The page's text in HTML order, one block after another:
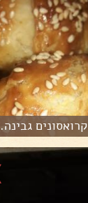
קרואסונים